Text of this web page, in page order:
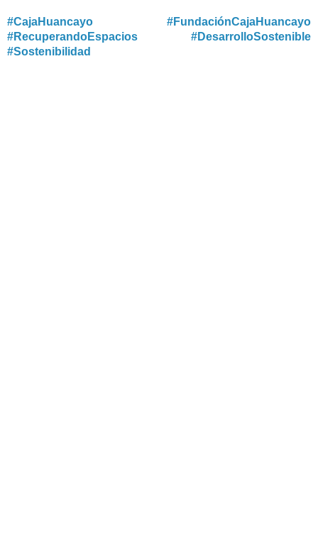
#CajaHuancayo
#FundaciónCajaHuancayo
#RecuperandoEspacios
#DesarrolloSostenible
#Sostenibilidad